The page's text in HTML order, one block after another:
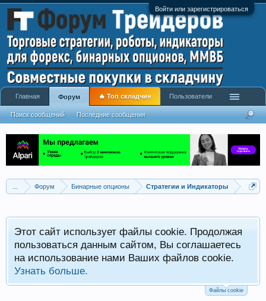
Войти или зарегистрироваться
Форум Бинарные опционы Стратегии и Индикаторы
Этот сайт использует файлы cookie. Продолжая
пользоваться данным сайтом, Вы соглашаетесь
на использование нами Ваших файлов cookie.
Узнать больше.
Файлы cookie
Главная Форум
Поиск сообщений Последние сообщения
🔥 Топ складчин Пользователи